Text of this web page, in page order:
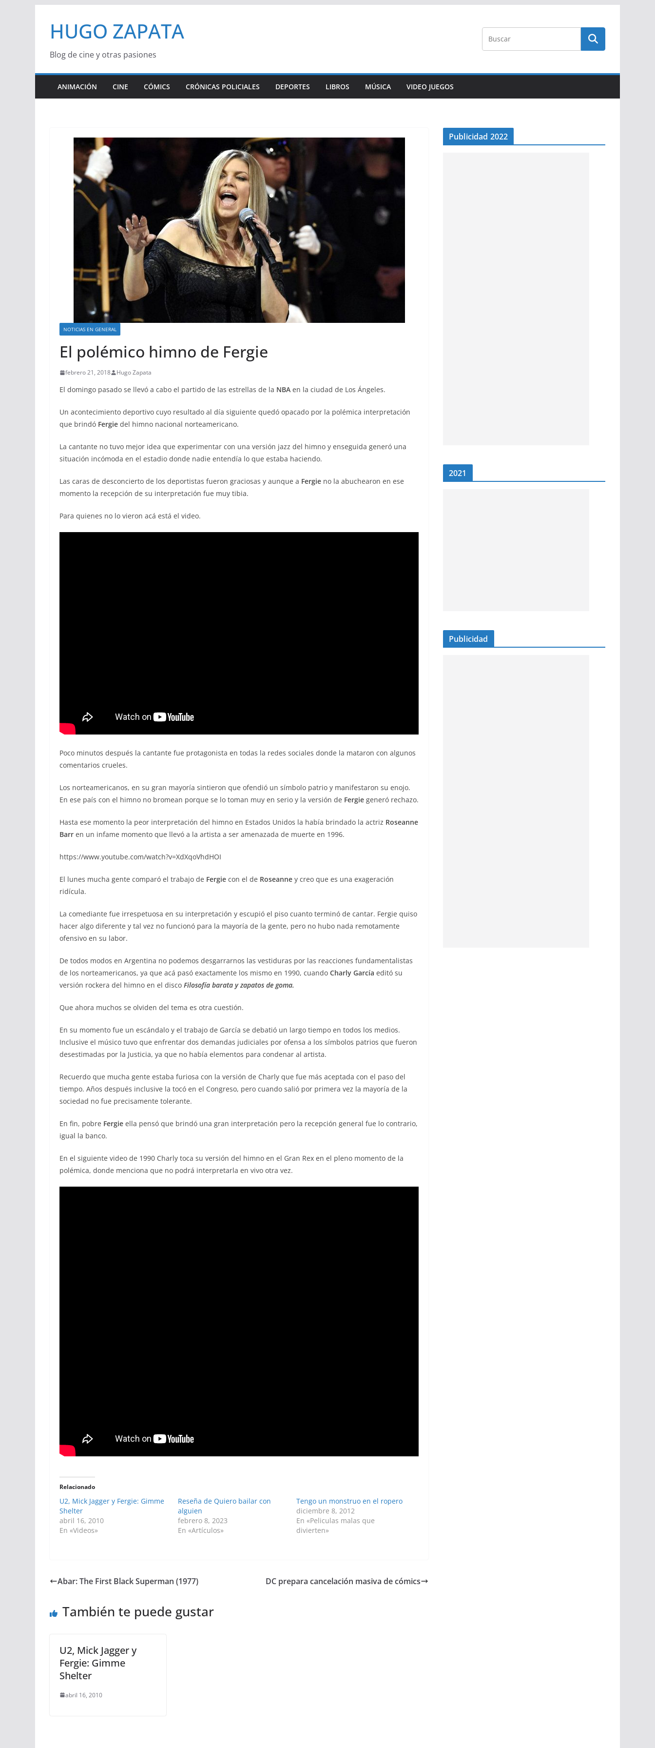
contenido
HUGO ZAPATA
Blog de cine y otras pasiones
ANIMACIÓN CINE CÓMICS CRÓNICAS POLICIALES DEPORTES LIBROS MÚSICA VIDEO JUEGOS
NOTICIAS EN GENERAL
El polémico himno de Fergie
febrero 21, 2018 Hugo Zapata
El domingo pasado se llevó a cabo el partido de las estrellas de la NBA en la ciudad de Los Ángeles.
Un acontecimiento deportivo cuyo resultado al día siguiente quedó opacado por la polémica interpretación
que brindó Fergie del himno nacional norteamericano.
La cantante no tuvo mejor idea que experimentar con una versión jazz del himno y enseguida generó una
situación incómoda en el estadio donde nadie entendía lo que estaba haciendo.
Las caras de desconcierto de los deportistas fueron graciosas y aunque a Fergie no la abuchearon en ese
momento la recepción de su interpretación fue muy tibia.
Para quienes no lo vieron acá está el video.
Poco minutos después la cantante fue protagonista en todas la redes sociales donde la mataron con algunos
comentarios crueles.
Los norteamericanos, en su gran mayoría sintieron que ofendió un símbolo patrio y manifestaron su enojo.
En ese país con el himno no bromean porque se lo toman muy en serio y la versión de Fergie generó rechazo.
Hasta ese momento la peor interpretación del himno en Estados Unidos la había brindado la actriz Roseanne
Barr en un infame momento que llevó a la artista a ser amenazada de muerte en 1996.
https://www.youtube.com/watch?v=XdXqoVhdHOI
El lunes mucha gente comparó el trabajo de Fergie con el de Roseanne y creo que es una exageración
ridícula.
La comediante fue irrespetuosa en su interpretación y escupió el piso cuanto terminó de cantar. Fergie quiso
hacer algo diferente y tal vez no funcionó para la mayoría de la gente, pero no hubo nada remotamente
ofensivo en su labor.
De todos modos en Argentina no podemos desgarrarnos las vestiduras por las reacciones fundamentalistas
de los norteamericanos, ya que acá pasó exactamente los mismo en 1990, cuando Charly García editó su
versión rockera del himno en el disco Filosofía barata y zapatos de goma.
Que ahora muchos se olviden del tema es otra cuestión.
En su momento fue un escándalo y el trabajo de García se debatió un largo tiempo en todos los medios.
Inclusive el músico tuvo que enfrentar dos demandas judiciales por ofensa a los símbolos patrios que fueron
desestimadas por la Justicia, ya que no había elementos para condenar al artista.
Recuerdo que mucha gente estaba furiosa con la versión de Charly que fue más aceptada con el paso del
tiempo. Años después inclusive la tocó en el Congreso, pero cuando salió por primera vez la mayoría de la
sociedad no fue precisamente tolerante.
En fin, pobre Fergie ella pensó que brindó una gran interpretación pero la recepción general fue lo contrario,
igual la banco.
En el siguiente video de 1990 Charly toca su versión del himno en el Gran Rex en el pleno momento de la
polémica, donde menciona que no podrá interpretarla en vivo otra vez.
Relacionado
U2, Mick Jagger y Fergie: Gimme
Shelter
abril 16, 2010
En «Videos»
Reseña de Quiero bailar con
alguien
febrero 8, 2023
En «Artículos»
Tengo un monstruo en el ropero
diciembre 8, 2012
En «Peliculas malas que
divierten»
Abar: The First Black Superman (1977) DC prepara cancelación masiva de cómics
También te puede gustar
U2, Mick Jagger y
Fergie: Gimme
Shelter
abril 16, 2010
Publicidad 2022
2021
Publicidad